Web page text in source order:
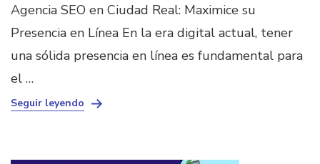
Agencia SEO en Ciudad Real: Maximice su
Presencia en Línea En la era digital actual, tener
una sólida presencia en línea es fundamental para
el …
Seguir leyendo